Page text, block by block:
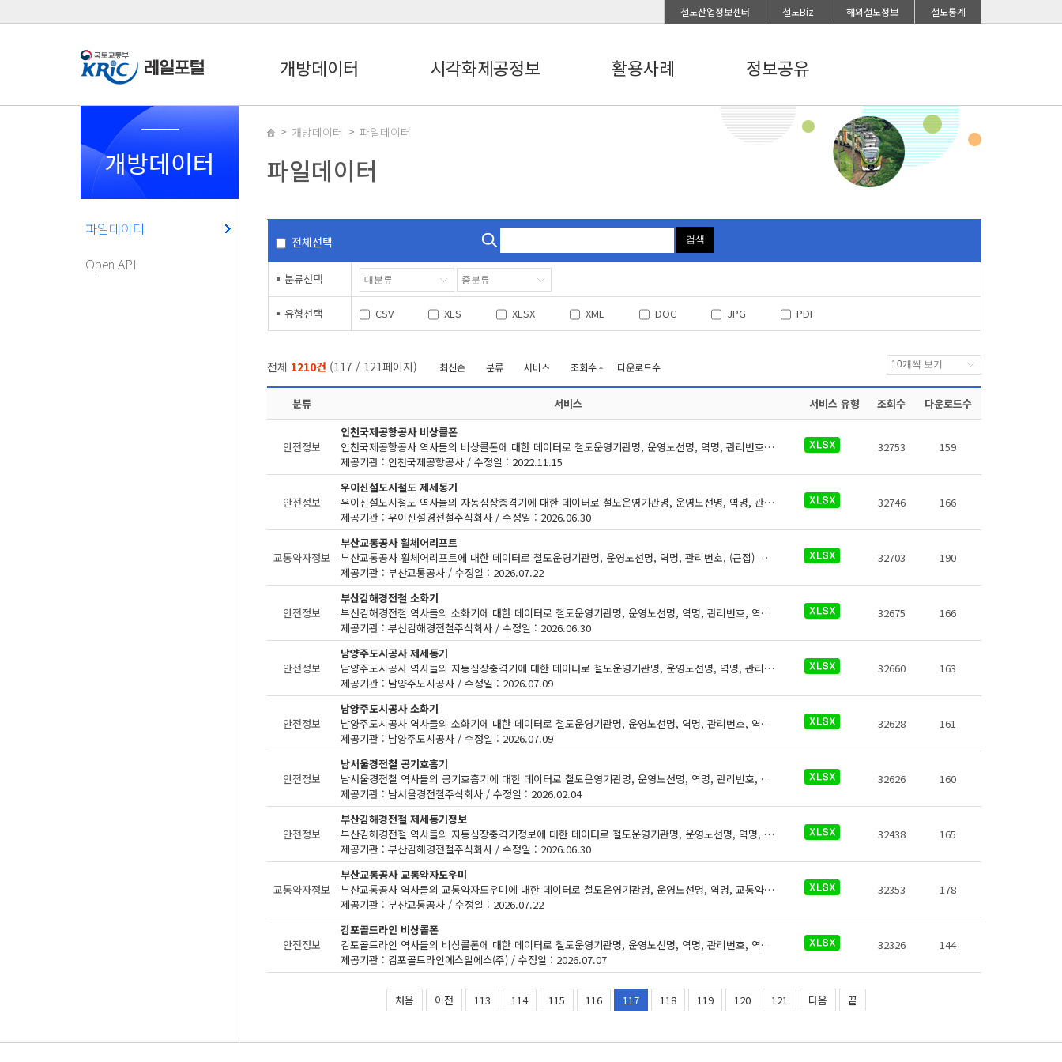
철도산업정보센터 철도Biz 해외철도정보 철도통계
개방데이터 시각화제공정보 활용사례 정보공유
개방데이터
파일데이터
Open API
개방데이터 파일데이터
파일데이터
전체선택 검색
분류선택
유형선택 CSV XLS XLSX XML DOC JPG PDF
전체 1210건 (117 / 121페이지) 최신순 분류 서비스 조회수 다운로드수
분류 서비스 서비스 유형 조회수 다운로드수
안전정보
인천국제공항공사 비상콜폰
인천국제공항공사 역사들의 비상콜폰에 대한 데이터로 철도운영기관명, 운영노선명, 역명, 관리번호, 역내안전설비구분, 지상지하구분, 역층, 역층구분, (근접) 출입구번호, 상세위치, 보유대수, 데이터 기준일자, 참고사항이 있습니다.
제공기관 : 인천국제공항공사 / 수정일 : 2022.11.15
32753 159
안전정보
우이신설도시철도 제세동기
우이신설도시철도 역사들의 자동심장충격기에 대한 데이터로 철도운영기관명, 운영노선명, 역명, 관리번호, 역내안전설비구분, 지상지하구분, 역층, 역층구분, (근접) 출입구번호, 상세위치, 제세동기 운영방식, 제세동기 출력에너지, 보유대수, 데이터 기준일자, 참고사항이 있습니다.
제공기관 : 우이신설경전철주식회사 / 수정일 : 2026.06.30
32746 166
교통약자정보
부산교통공사 휠체어리프트
부산교통공사 휠체어리프트에 대한 데이터로 철도운영기관명, 운영노선명, 역명, 관리번호, (근접) 출입구번호, 시작층(지상/지하), 시작층(운행역층), 시작층(상세위치), 종료층(지상/지하), 종료층(운행역층), 종료층(상세위치), 길이(Cm), 폭(Cm), 한계중량(Kg), 승강기상태, 승강기 일련번호, 데이터 기준일자, 참고사항이 있습니다.
제공기관 : 부산교통공사 / 수정일 : 2026.07.22
32703 190
안전정보
부산김해경전철 소화기
부산김해경전철 역사들의 소화기에 대한 데이터로 철도운영기관명, 운영노선명, 역명, 관리번호, 역내안전설비구분, 지상지하구분, 역층, 역층구분, (근접) 출입구번호, 상세위치, 소화기종류, 보유대수, 데이터 기준일자, 참고사항이 있습니다.
제공기관 : 부산김해경전철주식회사 / 수정일 : 2026.06.30
32675 166
안전정보
남양주도시공사 제세동기
남양주도시공사 역사들의 자동심장충격기에 대한 데이터로 철도운영기관명, 운영노선명, 역명, 관리번호, 역내안전설비구분, 지상지하구분, 역층, 역층구분, (근접) 출입구번호, 상세위치, 제세동기 운영방식, 제세동기 출력에너지, 보유대수, 데이터 기준일자, 참고사항이 있습니다.
제공기관 : 남양주도시공사 / 수정일 : 2026.07.09
32660 163
안전정보
남양주도시공사 소화기
남양주도시공사 역사들의 소화기에 대한 데이터로 철도운영기관명, 운영노선명, 역명, 관리번호, 역내안전설비구분, 지상지하구분, 역층, 역층구분, (근접) 출입구번호, 상세위치, 소화기종류, 보유대수, 데이터 기준일자, 참고사항이 있습니다.
제공기관 : 남양주도시공사 / 수정일 : 2026.07.09
32628 161
안전정보
남서울경전철 공기호흡기
남서울경전철 역사들의 공기호흡기에 대한 데이터로 철도운영기관명, 운영노선명, 역명, 관리번호, 역내안전설비구분, 지상지하구분, 역층, 역층구분, 출입구번호, 상세위치, 보유대수, 데이터 기준일자, 참고사항이 있습니다.
제공기관 : 남서울경전철주식회사 / 수정일 : 2026.02.04
32626 160
안전정보
부산김해경전철 제세동기정보
부산김해경전철 역사들의 자동심장충격기정보에 대한 데이터로 철도운영기관명, 운영노선명, 역명, 관리번호, 역내안전설비구분, 지상지하구분, 역층, 역층구분, (근접) 출입구번호, 상세위치, 제세동기 운영방식, 제세동기 출력에너지, 보유대수, 데이터 기준일자, 참고사항이 있습니다.
제공기관 : 부산김해경전철주식회사 / 수정일 : 2026.06.30
32438 165
교통약자정보
부산교통공사 교통약자도우미
부산교통공사 역사들의 교통약자도우미에 대한 데이터로 철도운영기관명, 운영노선명, 역명, 교통약자도우미 전화번호, 데이터 기준일자, 참고사항이 있습니다.
제공기관 : 부산교통공사 / 수정일 : 2026.07.22
32353 178
안전정보
김포골드라인 비상콜폰
김포골드라인 역사들의 비상콜폰에 대한 데이터로 철도운영기관명, 운영노선명, 역명, 관리번호, 역내안전설비구분, 지상지하구분, 역층, 역층구분, (근접) 출입구번호, 상세위치, 보유대수, 데이터 기준일자, 참고사항이 있습니다.
제공기관 : 김포골드라인에스알에스(주) / 수정일 : 2026.07.07
32326 144
처음 이전 113 114 115 116 117 118 119 120 121 다음 끝